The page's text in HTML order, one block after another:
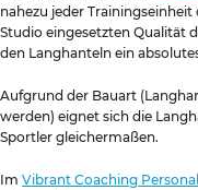
nahezu jeder
Studio eingesetzten Qualität
den Langhanteln ein
Aufgrund der Bauart
werden) eignet sich die
Sportler gleichermaßen.
Im Vibrant Coaching